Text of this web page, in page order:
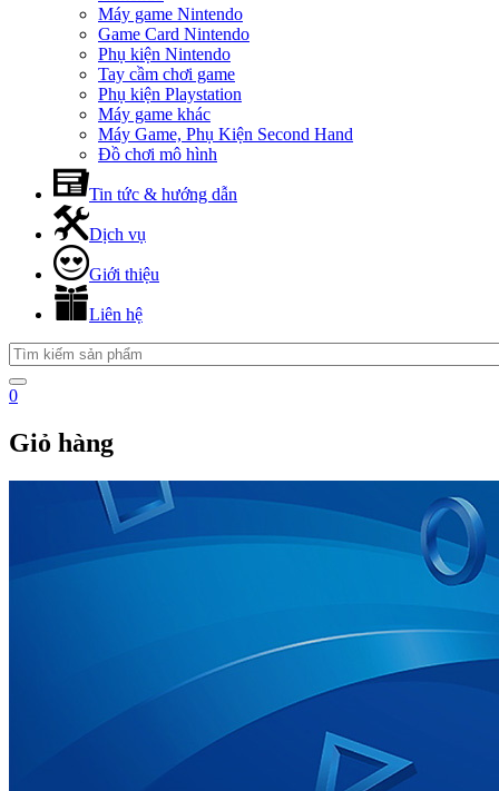
Máy game Nintendo
Game Card Nintendo
Phụ kiện Nintendo
Tay cầm chơi game
Phụ kiện Playstation
Máy game khác
Máy Game, Phụ Kiện Second Hand
Đồ chơi mô hình
Tin tức & hướng dẫn
Dịch vụ
Giới thiệu
Liên hệ
0
Giỏ hàng